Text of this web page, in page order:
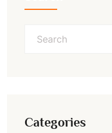
Categories